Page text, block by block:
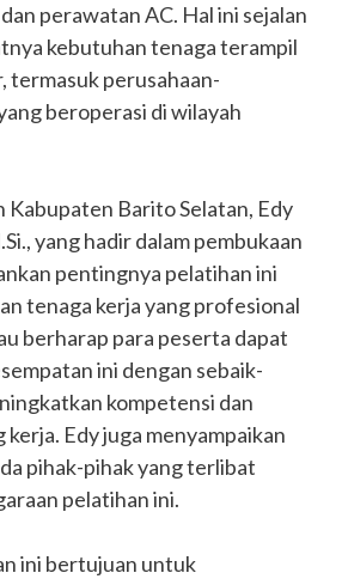
perawatan AC. Hal ini sejalan
kebutuhan tenaga terampil
termasuk perusahaan-
beroperasi di wilayah
Kabupaten Barito Selatan, Edy
yang hadir dalam pembukaan
pentingnya pelatihan ini
tenaga kerja yang profesional
berharap para peserta dapat
ini dengan sebaik-
kompetensi dan
kerja. Edy juga menyampaikan
pihak-pihak yang terlibat
pelatihan ini.
ini bertujuan untuk